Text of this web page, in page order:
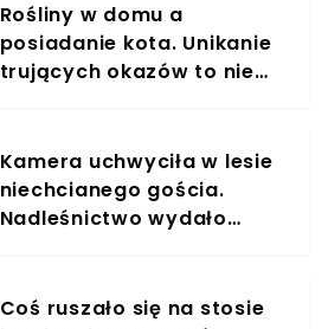
Rośliny w domu a
posiadanie kota. Unikanie
trujących okazów to nie
Kamera uchwyciła w lesie
niechcianego gościa.
Nadleśnictwo wydało
Coś ruszało się na stosie